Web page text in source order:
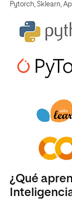
Pytorch, Sklearn,
¿Qué